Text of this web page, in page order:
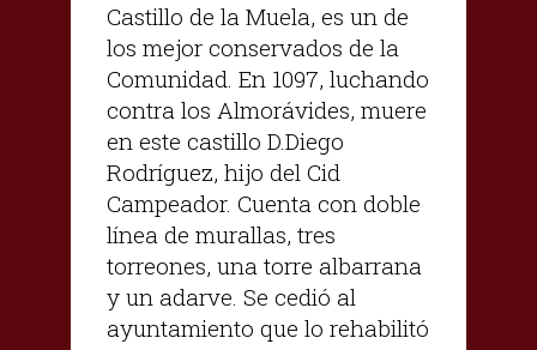
Castillo de la Muela, es un de
los mejor conservados de la
Comunidad. En 1097, luchando
contra los Almorávides, muere
en este castillo D.Diego
Rodríguez, hijo del Cid
Campeador. Cuenta con doble
línea de murallas, tres
torreones, una torre albarrana
y un adarve. Se cedió al
ayuntamiento que lo rehabilitó